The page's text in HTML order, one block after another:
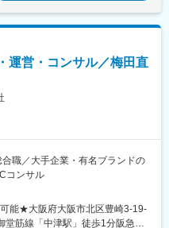
運営・コンサル／梅田直
職／大手企業・有名ブランドの
コンサル
能★大阪府大阪市北区豊崎3-19-
堂筋線「中津駅」徒歩1分阪急線